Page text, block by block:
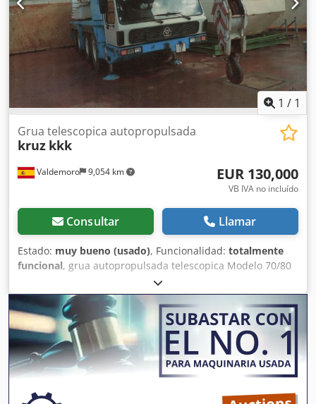
Crodpfx Ahezqtwzo Rof
1 / 1
Valdemoro 9,054 km
Grua telescopica autopropulsada
kruz kkk
EUR 130,000
VB IVA no incluído
Consultar Llamar
Estado: muy bueno (usado), Funcionalidad: totalmente
funcional, grua autopropulsada telescopica Modelo 70/80
pocas horas de uso. Cjdpfszr Rhtex Ah Rerf hay dos
unidades gemelas , el precio es por unidad